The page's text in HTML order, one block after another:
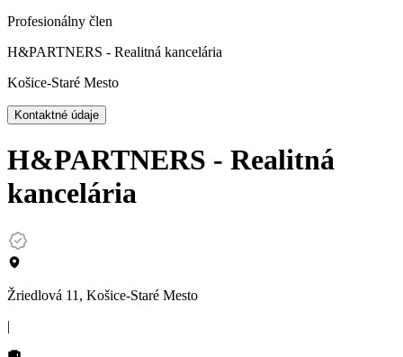
Profesionálny člen
H&PARTNERS - Realitná kancelária
Košice-Staré Mesto
Kontaktné údaje
H&PARTNERS - Realitná
kancelária
Žriedlová 11, Košice-Staré Mesto
|